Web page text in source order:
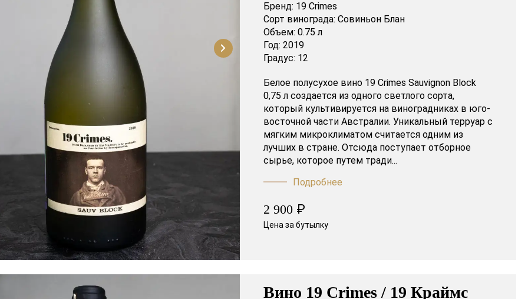
Бренд: 19 Crimes
Сорт винограда: Совиньон Блан
Объем: 0.75 л
Год: 2019
Градус: 12
Белое полусухое вино 19 Crimes Sauvignon Block
0,75 л создается из одного светлого сорта,
который культивируется на виноградниках в юго-
восточной части Австралии. Уникальный терруар с
мягким микроклиматом считается одним из
лучших в стране. Отсюда поступает отборное
сырье, которое путем тради...
Подробнее
2 900 ₽
Цена за бутылку
Вино 19 Crimes / 19 Краймс